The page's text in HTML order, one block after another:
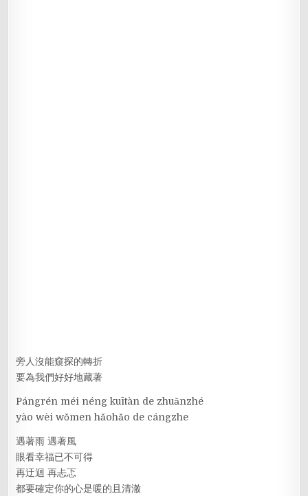
旁人沒能窺探的轉折
要為我們好好地藏著
Pángrén méi néng kuītàn de zhuǎnzhé
yào wèi wǒmen hǎohǎo de cángzhe
遇著雨 遇著風
眼看幸福已不可得
再迂迴 再忐忑
都要確定你的心是暖的且清澈